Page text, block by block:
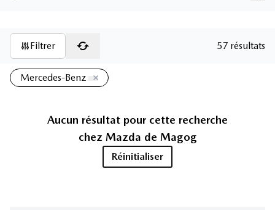
Filtrer 57 résultats
Mercedes-Benz
Aucun résultat pour cette recherche
chez Mazda de Magog
Réinitialiser